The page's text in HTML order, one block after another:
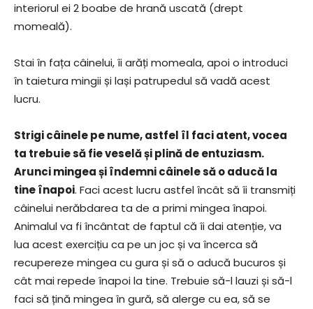
interiorul ei 2 boabe de hrană uscată (drept
momeală).
Stai în fața câinelui, îi arăți momeala, apoi o introduci
în taietura mingii și lași patrupedul să vadă acest
lucru.
Strigi câinele pe nume, astfel îl faci atent, vocea
ta trebuie să fie veselă și plină de entuziasm.
Arunci mingea și îndemni câinele să o aducă la
tine înapoi. Faci acest lucru astfel încât să îi transmiți
câinelui nerăbdarea ta de a primi mingea înapoi.
Animalul va fi încântat de faptul că îi dai atenție, va
lua acest exercițiu ca pe un joc și va încerca să
recupereze mingea cu gura și să o aducă bucuros și
cât mai repede înapoi la tine. Trebuie să-l lauzi și să-l
faci să țină mingea în gură, să alerge cu ea, să se